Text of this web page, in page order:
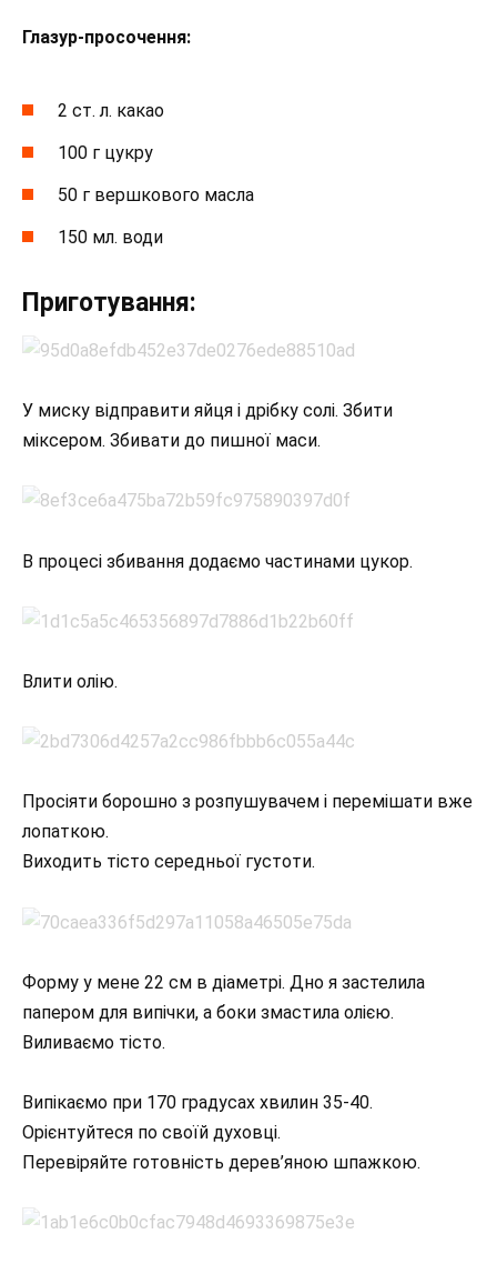
Глазур-просочення:
2 ст. л. какао
100 г цукру
50 г вершкового масла
150 мл. води
Приготування:
У миску відправити яйця і дрібку солі. Збити
міксером. Збивати до пишної маси.
В процесі збивання додаємо частинами цукор.
Влити олію.
Просіяти борошно з розпушувачем і перемішати вже
лопаткою.
Виходить тісто середньої густоти.
Форму у мене 22 см в діаметрі. Дно я застелила
папером для випічки, а боки змастила олією.
Виливаємо тісто.
Випікаємо при 170 градусах хвилин 35-40.
Орієнтуйтеся по своїй духовці.
Перевіряйте готовність дерев’яною шпажкою.